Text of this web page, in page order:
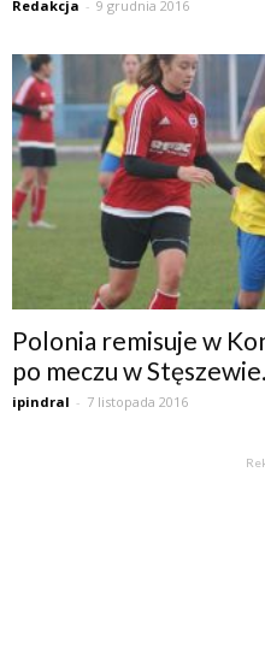
Redakcja - 9 grudnia 2016
Polonia remisuje w
po meczu w
ipindral - 7 listopada 2016